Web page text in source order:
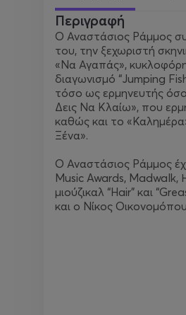
Περιγραφή
Ο Αναστάσιος Ράμμος
του, την ξεχωριστή
«Να Αγαπάς»,
διαγωνισμό “Jumping
τόσο ως ερμηνευτής όσο
Δεις Να Κλαίω», που
καθώς και το
Ξένα».
Ο Αναστάσιος Ράμμος
Music Awards, Madwalk,
μιούζικαλ “Hair” και
και ο Νίκος